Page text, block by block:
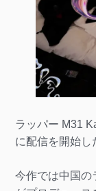
ラッパー M31
に配信を開始し
今作では中国の